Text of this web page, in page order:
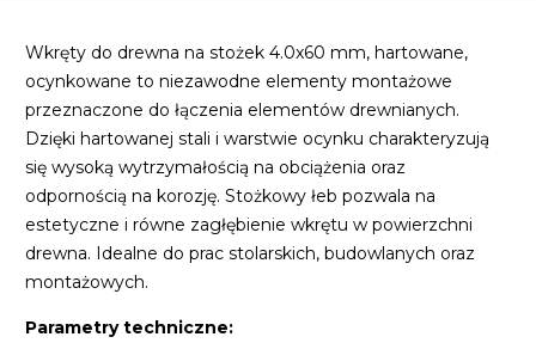
Wkręty do drewna na stożek 4.0x60 mm, hartowane,
ocynkowane to niezawodne elementy montażowe
przeznaczone do łączenia elementów drewnianych.
Dzięki hartowanej stali i warstwie ocynku charakteryzują
się wysoką wytrzymałością na obciążenia oraz
odpornością na korozję. Stożkowy łeb pozwala na
estetyczne i równe zagłębienie wkrętu w powierzchni
drewna. Idealne do prac stolarskich, budowlanych oraz
montażowych.
Parametry techniczne: